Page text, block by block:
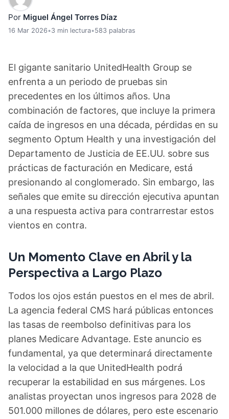
Por Miguel Ángel Torres Díaz
16 Mar 2026•3 min lectura•583 palabras
El gigante sanitario UnitedHealth Group se
enfrenta a un periodo de pruebas sin
precedentes en los últimos años. Una
combinación de factores, que incluye la primera
caída de ingresos en una década, pérdidas en su
segmento Optum Health y una investigación del
Departamento de Justicia de EE.UU. sobre sus
prácticas de facturación en Medicare, está
presionando al conglomerado. Sin embargo, las
señales que emite su dirección ejecutiva apuntan
a una respuesta activa para contrarrestar estos
vientos en contra.
Un Momento Clave en Abril y la
Perspectiva a Largo Plazo
Todos los ojos están puestos en el mes de abril.
La agencia federal CMS hará públicas entonces
las tasas de reembolso definitivas para los
planes Medicare Advantage. Este anuncio es
fundamental, ya que determinará directamente
la velocidad a la que UnitedHealth podrá
recuperar la estabilidad en sus márgenes. Los
analistas proyectan unos ingresos para 2028 de
501.000 millones de dólares, pero este escenario